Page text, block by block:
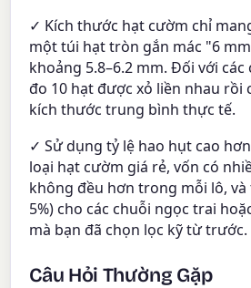
✓ Kích thước hạt cườm chỉ
một túi hạt tròn gắn mác "6
khoảng 5.8–6.2 mm. Đối với
đo 10 hạt được xỏ liền nhau rồi
kích thước trung bình thực tế.
✓ Sử dụng tỷ lệ hao hụt cao hơn
loại hạt cườm giá rẻ, vốn có
không đều hơn trong mỗi lô, và
5%) cho các chuỗi ngọc trai
mà bạn đã chọn lọc kỹ từ trước.
Câu Hỏi Thường Gặp